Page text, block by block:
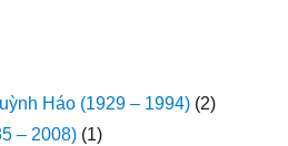
Háo (1929 – 1994) (2)
– 2008) (1)